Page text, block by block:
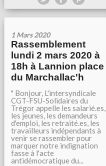
1 Mars 2020
Rassemblement
lundi 2 mars 2020 à
18h à Lannion place
du Marchallac'h
" Bonjour, L'intersyndicale
CGT-FSU-Solidaires du
Trégor appelle les salarié.es,
les jeunes, les demandeurs
d'emploi, les retraité.es, les
travailleurs indépendants à
venir se rassembler pour
marquer notre indignation
fasse à l'acte
antidémocratique du...